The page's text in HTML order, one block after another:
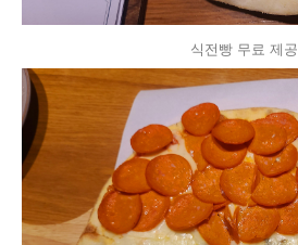
식전빵 무료 제공